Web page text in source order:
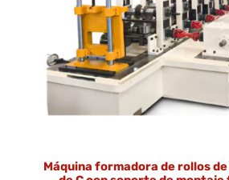
Máquina formadora de rollos